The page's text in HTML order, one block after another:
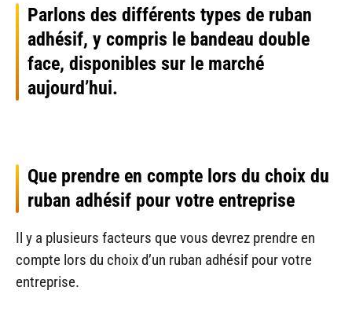
Parlons des différents types de ruban
adhésif, y compris le bandeau double
face, disponibles sur le marché
aujourd’hui.
Que prendre en compte lors du choix du
ruban adhésif pour votre entreprise
Il y a plusieurs facteurs que vous devrez prendre en
compte lors du choix d’un ruban adhésif pour votre
entreprise.